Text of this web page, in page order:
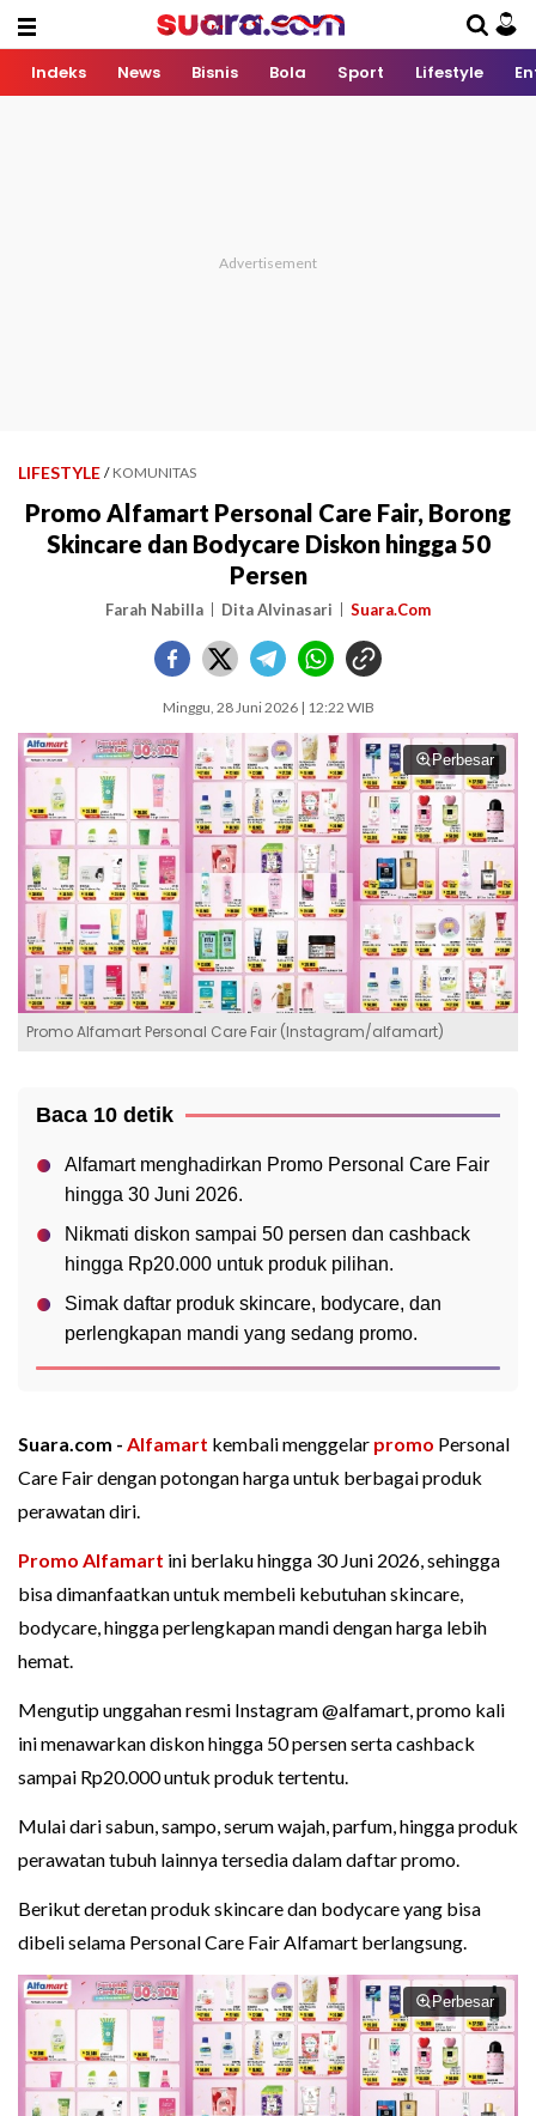
Indeks News Bisnis Bola Sport Lifestyle
LIFESTYLE / KOMUNITAS
Promo Alfamart Personal Care Fair, Borong
Skincare dan Bodycare Diskon hingga 50
Persen
Farah Nabilla Dita Alvinasari Suara.Com
Minggu, 28 Juni 2026 | 12:22 WIB
Perbesar
Promo Alfamart Personal Care Fair (Instagram/alfamart)
Baca 10 detik
Alfamart menghadirkan Promo Personal Care Fair
hingga 30 Juni 2026.
Nikmati diskon sampai 50 persen dan cashback
hingga Rp20.000 untuk produk pilihan.
Simak daftar produk skincare, bodycare, dan
perlengkapan mandi yang sedang promo.
Suara.com - Alfamart kembali menggelar promo Personal
Care Fair dengan potongan harga untuk berbagai produk
perawatan diri.
Promo Alfamart ini berlaku hingga 30 Juni 2026, sehingga
bisa dimanfaatkan untuk membeli kebutuhan skincare,
bodycare, hingga perlengkapan mandi dengan harga lebih
hemat.
Mengutip unggahan resmi Instagram @alfamart, promo kali
ini menawarkan diskon hingga 50 persen serta cashback
sampai Rp20.000 untuk produk tertentu.
Mulai dari sabun, sampo, serum wajah, parfum, hingga produk
perawatan tubuh lainnya tersedia dalam daftar promo.
Berikut deretan produk skincare dan bodycare yang bisa
dibeli selama Personal Care Fair Alfamart berlangsung.
Perbesar